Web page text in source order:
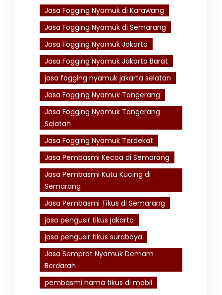
Jasa Fogging Nyamuk di Karawang
Jasa Fogging Nyamuk di Semarang
Jasa Fogging Nyamuk Jakarta
Jasa Fogging Nyamuk Jakarta Barat
jasa fogging nyamuk jakarta selatan
Jasa Fogging Nyamuk Tangerang
Jasa Fogging Nyamuk Tangerang
Selatan
Jasa Fogging Nyamuk Terdekat
Jasa Pembasmi Kecoa di Semarang
Jasa Pembasmi Kutu Kucing di
Semarang
Jasa Pembasmi Tikus di Semarang
jasa pengusir tikus jakarta
jasa pengusir tikus surabaya
Jasa Semprot Nyamuk Demam
Berdarah
pembasmi hama tikus di mobil